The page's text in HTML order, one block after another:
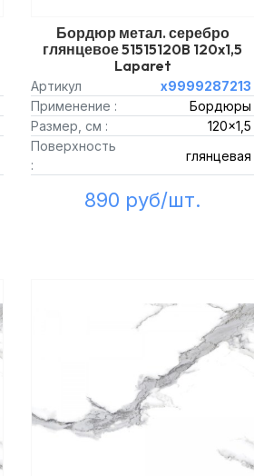
Бордюр метал. серебро
глянцевое 51515120B 120x1,5
Laparet
Артикул
х9999287213
Применение :
Бордюры
Размер, см :
120x1,5
Поверхность
:
глянцевая
890 руб/шт.